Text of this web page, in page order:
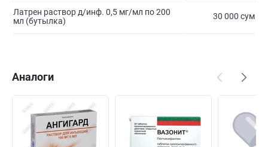
Латрен раствор д/инф. 0,5 мг/мл по 200
мл (бутылка)
30 000 сум
Аналоги